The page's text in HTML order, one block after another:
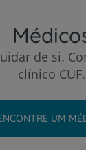
de si.
clínico CUF.
UM